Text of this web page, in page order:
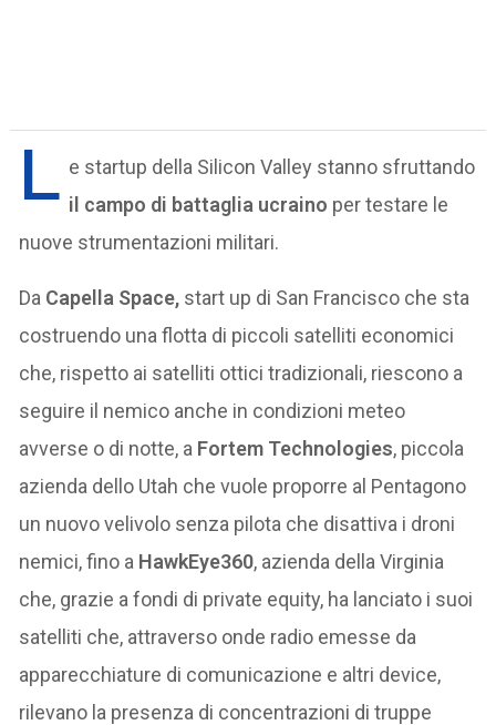
L e startup della Silicon Valley stanno sfruttando
il campo di battaglia ucraino per testare le
nuove strumentazioni militari.
Da Capella Space, start up di San Francisco che sta
costruendo una flotta di piccoli satelliti economici
che, rispetto ai satelliti ottici tradizionali, riescono a
seguire il nemico anche in condizioni meteo
avverse o di notte, a Fortem Technologies, piccola
azienda dello Utah che vuole proporre al Pentagono
un nuovo velivolo senza pilota che disattiva i droni
nemici, fino a HawkEye360, azienda della Virginia
che, grazie a fondi di private equity, ha lanciato i suoi
satelliti che, attraverso onde radio emesse da
apparecchiature di comunicazione e altri device,
rilevano la presenza di concentrazioni di truppe